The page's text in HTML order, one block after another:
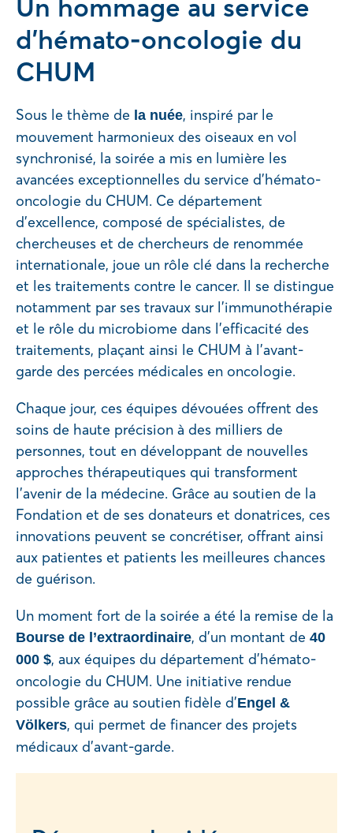
Un hommage au service
d’hémato-oncologie du
CHUM
Sous le thème de la nuée, inspiré par le
mouvement harmonieux des oiseaux en vol
synchronisé, la soirée a mis en lumière les
avancées exceptionnelles du service d’hémato-
oncologie du CHUM. Ce département
d’excellence, composé de spécialistes, de
chercheuses et de chercheurs de renommée
internationale, joue un rôle clé dans la recherche
et les traitements contre le cancer. Il se distingue
notamment par ses travaux sur l’immunothérapie
et le rôle du microbiome dans l’efficacité des
traitements, plaçant ainsi le CHUM à l’avant-
garde des percées médicales en oncologie.
Chaque jour, ces équipes dévouées offrent des
soins de haute précision à des milliers de
personnes, tout en développant de nouvelles
approches thérapeutiques qui transforment
l’avenir de la médecine. Grâce au soutien de la
Fondation et de ses donateurs et donatrices, ces
innovations peuvent se concrétiser, offrant ainsi
aux patientes et patients les meilleures chances
de guérison.
Un moment fort de la soirée a été la remise de la
Bourse de l’extraordinaire, d’un montant de 40
000 $, aux équipes du département d’hémato-
oncologie du CHUM. Une initiative rendue
possible grâce au soutien fidèle d’Engel &
Völkers, qui permet de financer des projets
médicaux d’avant-garde.